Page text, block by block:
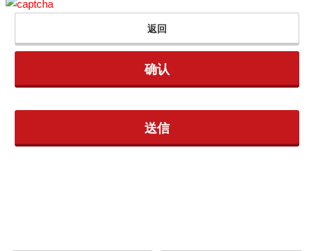
的，该用户应当承担全部赔偿责任。
4. 本网站用户必须年满18周岁，18周岁以下用户所做的注册登录不作为有
效的登录，保圣那有权不提供服务或删除相关信息。用户隐瞒年龄进行登录
的，用户或者未成年用户的监护人应当对因此造成的损害承担全部责任。
5. 用户在使用本网站过程中，不得实施以下禁止行为，否则一切后果由用户
1) 不得由非本人用户进行注册或者登录；
2) 不得记载或上传虚假信息、虚假文件或不当信息；